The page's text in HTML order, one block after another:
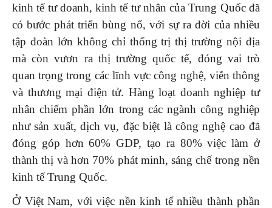
kinh tế tư doanh, kinh tế tư nhân của Trung Quốc đã
có bước phát triển bùng nổ, với sự ra đời của nhiều
tập đoàn lớn không chỉ thống trị thị trường nội địa
mà còn vươn ra thị trường quốc tế, đóng vai trò
quan trọng trong các lĩnh vực công nghệ, viễn thông
và thương mại điện tử. Hàng loạt doanh nghiệp tư
nhân chiếm phần lớn trong các ngành công nghiệp
như sản xuất, dịch vụ, đặc biệt là công nghệ cao đã
đóng góp hơn 60% GDP, tạo ra 80% việc làm ở
thành thị và hơn 70% phát minh, sáng chế trong nền
kinh tế Trung Quốc.
Ở Việt Nam, với việc nền kinh tế nhiều thành phần